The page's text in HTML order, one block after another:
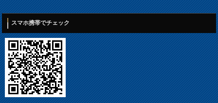
スマホ携帯でチェック